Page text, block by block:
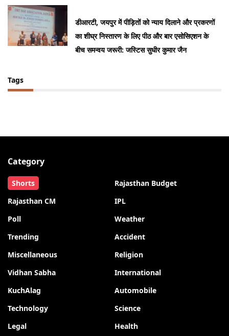
डीआरटी, जयपुर में पीड़ितों को न्याय दिलाने और प्रकरणों
का शीघ्र निस्तारण के लिए पीठ और बार एसोसिएशन के
बीच समन्वय जरूरी: जस्टिस सुधीर कुमार जैन
Tags
Category
Shorts
Rajasthan Budget
Rajasthan CM
IPL
Poll
Weather
Trending
Accident
Miscellaneous
Religion
Vidhan Sabha
International
KuchAlag
Automobile
Technology
Science
Legal
Health